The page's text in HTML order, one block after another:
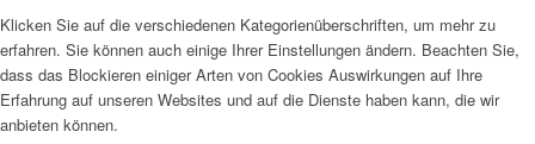
Klicken Sie auf die verschiedenen Kategorienüberschriften, um mehr zu
erfahren. Sie können auch einige Ihrer Einstellungen ändern. Beachten Sie,
dass das Blockieren einiger Arten von Cookies Auswirkungen auf Ihre
Erfahrung auf unseren Websites und auf die Dienste haben kann, die wir
anbieten können.